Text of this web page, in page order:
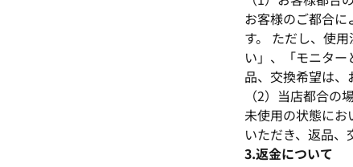
お客様のご都合
す。 ただし、使
い」、「モニタ
品、交換希望は、
（2）当店都合の
未使用の状態にお
いただき、返品、
3.返金について